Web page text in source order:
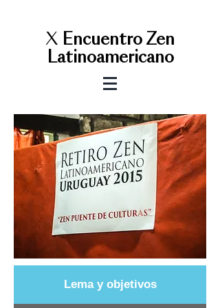
X Encuentro Zen
Latinoamericano
Lema y objetivos